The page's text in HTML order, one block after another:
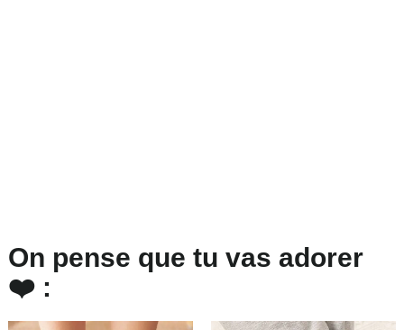
On pense que tu vas adorer
❤️ :